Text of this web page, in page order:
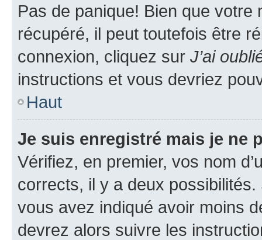
Pas de panique! Bien que
récupéré, il peut toutefois être
connexion, cliquez sur J’ai
instructions et vous devriez
Haut
Je suis enregistré mais je ne
Vérifiez, en premier, vos nom
corrects, il y a deux
vous avez indiqué avoir moins
devrez alors suivre les